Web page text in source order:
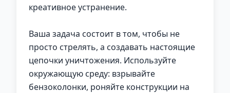
креативное устранение.
Ваша задача состоит в том, чтобы не
просто стрелять, а создавать настоящие
цепочки уничтожения. Используйте
окружающую среду: взрывайте
бензоколонки, роняйте конструкции на